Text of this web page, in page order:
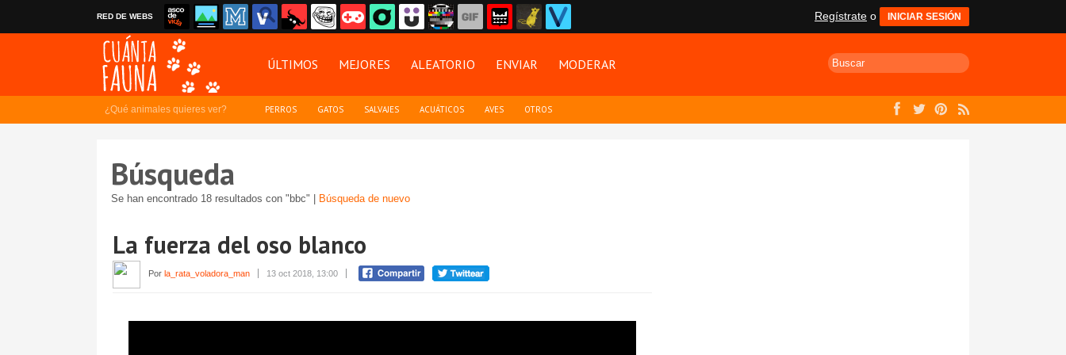
RED DE WEBS Regístrate o INICIAR SESIÓN
ÚLTIMOS MEJORES ALEATORIO ENVIAR MODERAR
¿Qué animales quieres ver? PERROS GATOS SALVAJES ACUÁTICOS AVES OTROS
Búsqueda
Se han encontrado 18 resultados con "bbc" | Búsqueda de nuevo
La fuerza del oso blanco
Por la_rata_voladora_man 13 oct 2018, 13:00